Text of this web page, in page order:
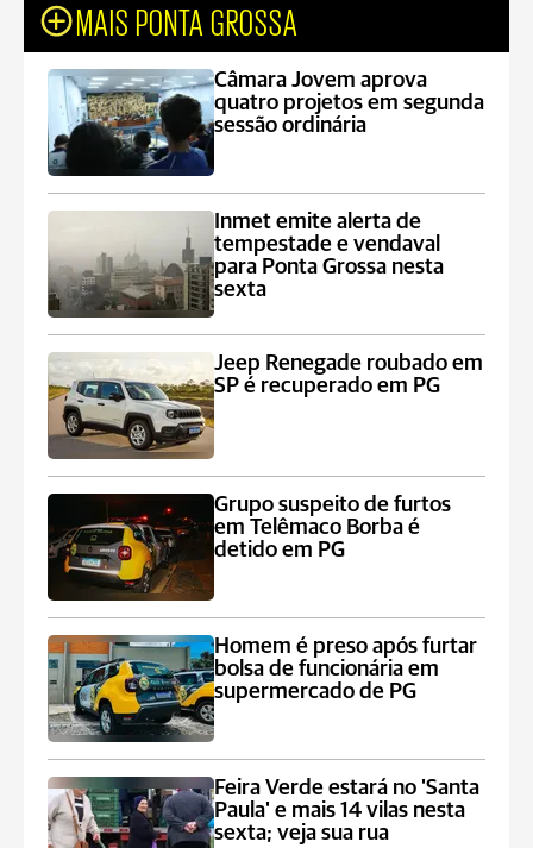
MAIS PONTA GROSSA
Câmara Jovem aprova
quatro projetos em segunda
sessão ordinária
Inmet emite alerta de
tempestade e vendaval
para Ponta Grossa nesta
sexta
Jeep Renegade roubado em
SP é recuperado em PG
Grupo suspeito de furtos
em Telêmaco Borba é
detido em PG
Homem é preso após furtar
bolsa de funcionária em
supermercado de PG
Feira Verde estará no 'Santa
Paula' e mais 14 vilas nesta
sexta; veja sua rua